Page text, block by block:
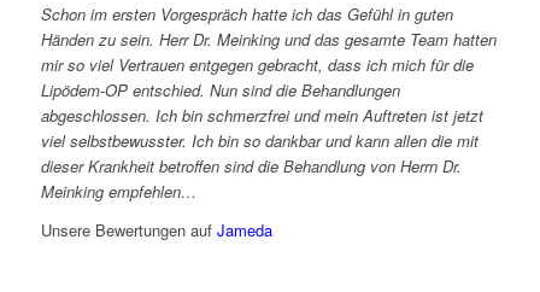
Schon im ersten Vorgespräch hatte ich das Gefühl in guten
Händen zu sein. Herr Dr. Meinking und das gesamte Team hatten
mir so viel Vertrauen entgegen gebracht, dass ich mich für die
Lipödem-OP entschied. Nun sind die Behandlungen
abgeschlossen. Ich bin schmerzfrei und mein Auftreten ist jetzt
viel selbstbewusster. Ich bin so dankbar und kann allen die mit
dieser Krankheit betroffen sind die Behandlung von Herrn Dr.
Meinking empfehlen…
Unsere Bewertungen auf Jameda